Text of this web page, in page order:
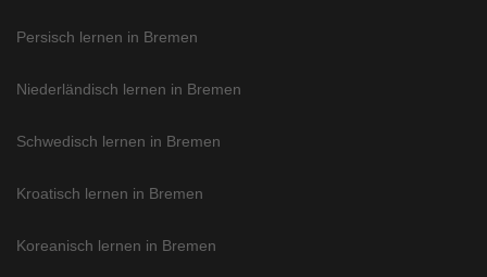
Persisch lernen in Bremen
Niederländisch lernen in Bremen
Schwedisch lernen in Bremen
Kroatisch lernen in Bremen
Koreanisch lernen in Bremen